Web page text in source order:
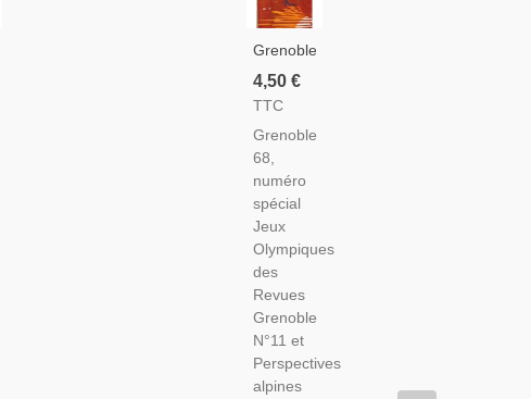
Grenoble
68,
Spécial
Olympiques
1968 -
Sports
D'hiver,
Grenoble,
Ski,
Sports
D'hiver,
Isère,
4,50 €
TTC
Grenoble
68,
numéro
spécial
Jeux
Olympiques
des
Revues
Grenoble
N°11 et
Perspectives
alpines